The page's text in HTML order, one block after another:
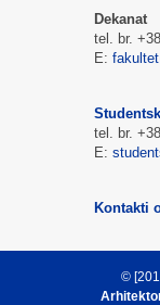
Dekanat
tel. br.
E:
tel. br.
E:
Kontakti
©